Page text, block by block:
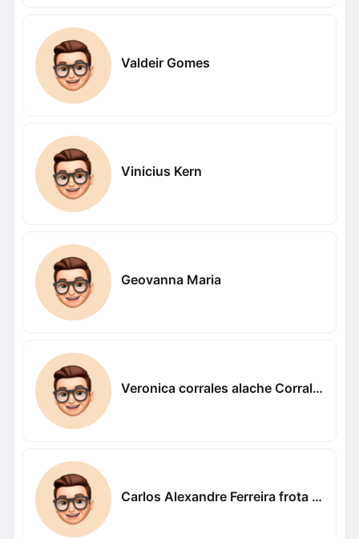
Valdeir Gomes
Vinicius Kern
Geovanna Maria
Veronica corrales alache Corrales alache
Carlos Alexandre Ferreira frota Alexandre